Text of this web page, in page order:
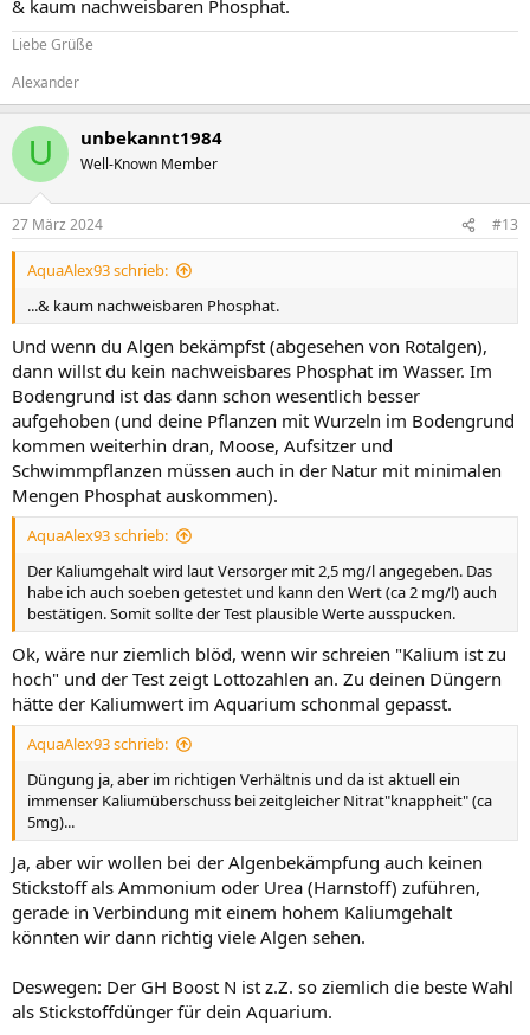
& kaum nachweisbaren Phosphat.
Liebe Grüße
Alexander
U unbekannt1984
Well-Known Member
27 März 2024 #13
AquaAlex93 schrieb:
...& kaum nachweisbaren Phosphat.
Und wenn du Algen bekämpfst (abgesehen von Rotalgen),
dann willst du kein nachweisbares Phosphat im Wasser. Im
Bodengrund ist das dann schon wesentlich besser
aufgehoben (und deine Pflanzen mit Wurzeln im Bodengrund
kommen weiterhin dran, Moose, Aufsitzer und
Schwimmpflanzen müssen auch in der Natur mit minimalen
Mengen Phosphat auskommen).
AquaAlex93 schrieb:
Der Kaliumgehalt wird laut Versorger mit 2,5 mg/l angegeben. Das
habe ich auch soeben getestet und kann den Wert (ca 2 mg/l) auch
bestätigen. Somit sollte der Test plausible Werte ausspucken.
Ok, wäre nur ziemlich blöd, wenn wir schreien "Kalium ist zu
hoch" und der Test zeigt Lottozahlen an. Zu deinen Düngern
hätte der Kaliumwert im Aquarium schonmal gepasst.
AquaAlex93 schrieb:
Düngung ja, aber im richtigen Verhältnis und da ist aktuell ein
immenser Kaliumüberschuss bei zeitgleicher Nitrat"knappheit" (ca
5mg)...
Ja, aber wir wollen bei der Algenbekämpfung auch keinen
Stickstoff als Ammonium oder Urea (Harnstoff) zuführen,
gerade in Verbindung mit einem hohem Kaliumgehalt
könnten wir dann richtig viele Algen sehen.
Deswegen: Der GH Boost N ist z.Z. so ziemlich die beste Wahl
als Stickstoffdünger für dein Aquarium.